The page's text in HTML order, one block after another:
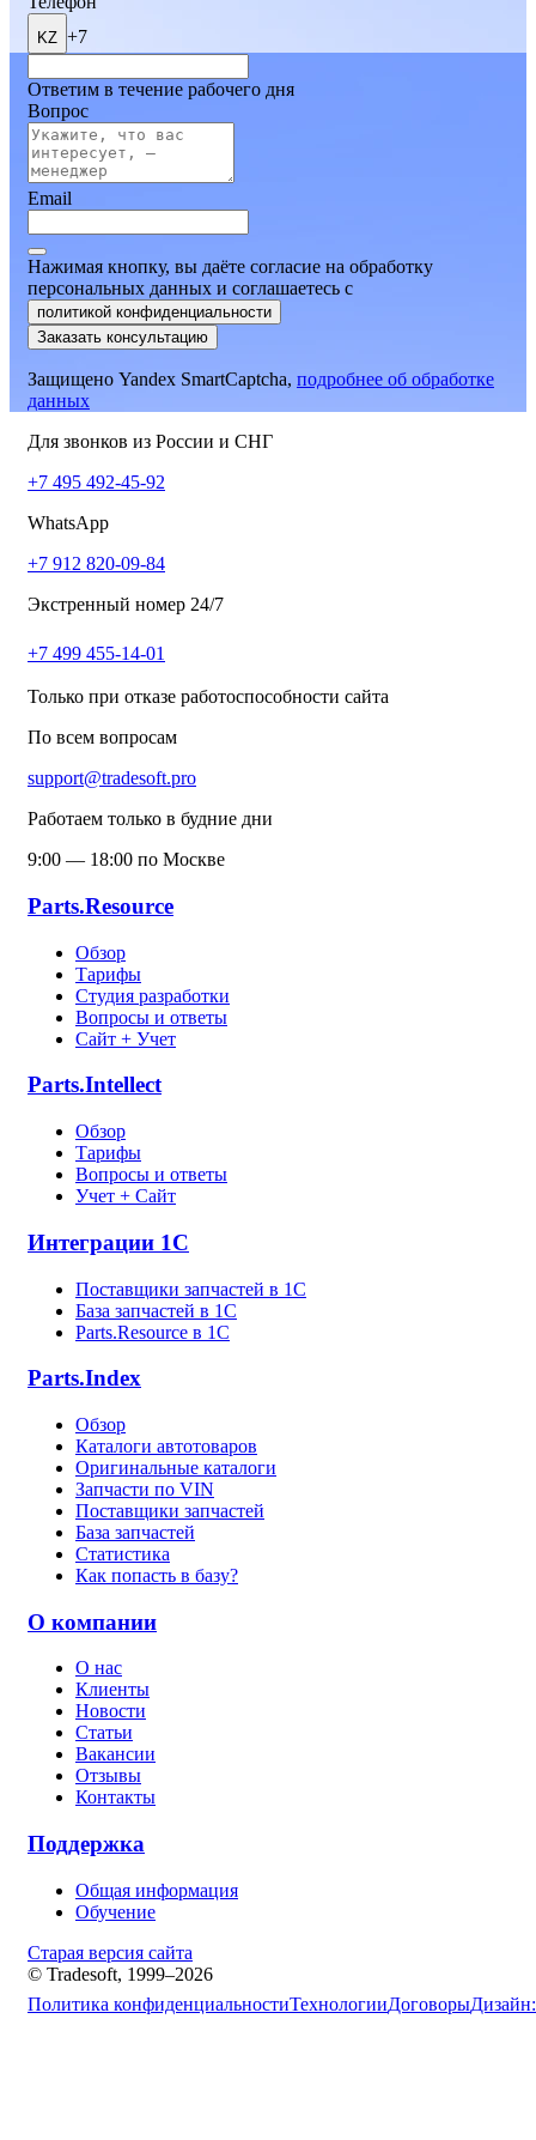
KZ +7
Ответим в течение рабочего дня
Вопрос
Email
Нажимая кнопку, вы даёте согласие на обработку
персональных данных и соглашаетесь c
политикой конфиденциальности
Заказать консультацию
Защищено Yandex SmartCaptcha, подробнее об обработке
данных
Для звонков из России и СНГ
+7 495 492-45-92
WhatsApp
+7 912 820-09-84
Экстренный номер 24/7
+7 499 455-14-01
Только при отказе работоспособности сайта
По всем вопросам
support@tradesoft.pro
Работаем только в будние дни
9:00 — 18:00 по Москве
Parts.Resource
Обзор
Тарифы
Студия разработки
Вопросы и ответы
Сайт + Учет
Parts.Intellect
Обзор
Тарифы
Вопросы и ответы
Учет + Сайт
Интеграции 1С
Поставщики запчастей в 1C
База запчастей в 1С
Parts.Resource в 1C
Parts.Index
Обзор
Каталоги автотоваров
Оригинальные каталоги
Запчасти по VIN
Поставщики запчастей
База запчастей
Статистика
Как попасть в базу?
О компании
О нас
Клиенты
Новости
Статьи
Вакансии
Отзывы
Контакты
Поддержка
Общая информация
Обучение
Старая версия сайта
© Tradesoft, 1999–2026
Политика конфиденциальностиТехнологииДоговорыДизайн: